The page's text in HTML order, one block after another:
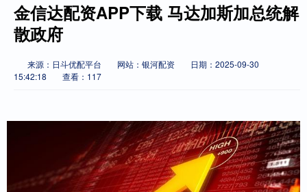
金信达配资APP下载 马达加斯加总统解
散政府
来源：日斗优配平台 网站：银河配资
日期：2025-09-30
15:42:18
查看：117